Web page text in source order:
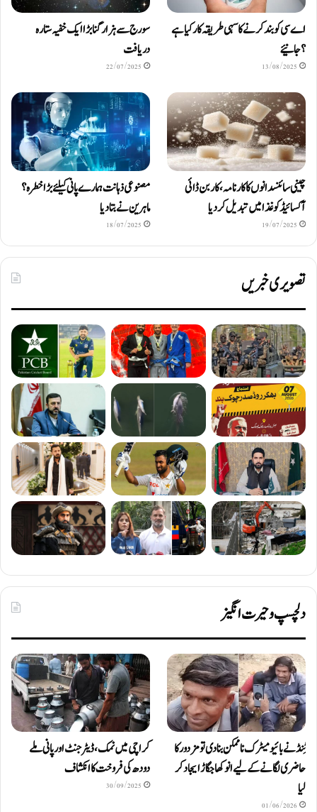
اے سی کو بند کرنے کا سہی طریقہ کار کیا ہے
؟ جانیئے
13/08/2025
سورج سے ہزار گنا بڑا ایک خفیہ ستارہ
دریافت
22/07/2025
چینی سائنسدانوں کا کارنامہ، کاربن ڈائی
آکسائیڈ کو غذا میں تبدیل کردیا
19/07/2025
مصنوعی ذہانت ہمارے پانی کیلئے بڑا خطرہ؟
ماہرین نے بتا دیا
18/07/2025
تصویری خبریں
دلچسپ و حیرت انگیز
ٹِنڈ نے بائیومیٹرک ناممکن بنا دی تو مزدور کا
حاضری لگانے کے لیے انوکھا جگاڑ ایجاد کر
لیا
01/06/2026
کراچی میں نمک، ڈیٹرجنٹ اور پانی ملے
دودھ کی فروخت کا انکشاف
30/09/2025